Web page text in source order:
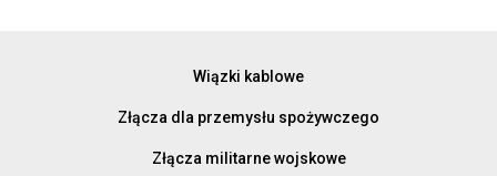
Wiązki kablowe
Złącza dla przemysłu spożywczego
Złącza militarne wojskowe